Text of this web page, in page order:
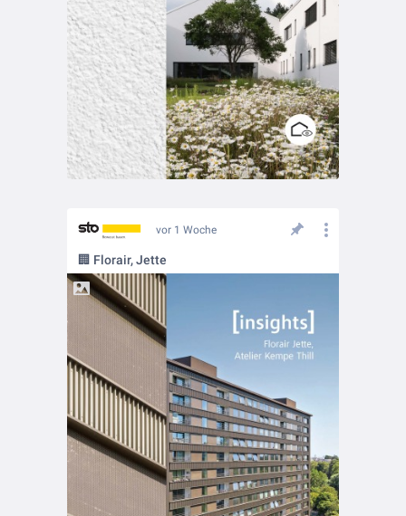
vor 1 Woche
🏢 Florair, Jette